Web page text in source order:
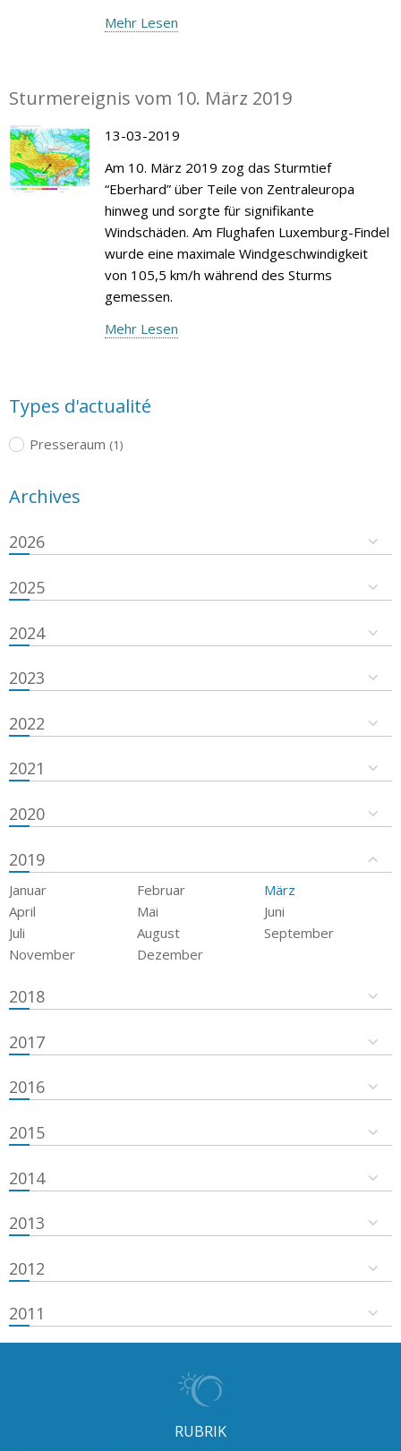
Mehr Lesen
Sturmereignis vom 10. März 2019
13-03-2019
Am 10. März 2019 zog das Sturmtief
“Eberhard” über Teile von Zentraleuropa
hinweg und sorgte für signifikante
Windschäden. Am Flughafen Luxemburg-Findel
wurde eine maximale Windgeschwindigkeit
von 105,5 km/h während des Sturms
gemessen.
Mehr Lesen
Types d'actualité
Presseraum (1)
Archives
2026
2025
2024
2023
2022
2021
2020
2019
Januar Februar
März
April
Mai
Juni
Juli
August
September
November
Dezember
2018
2017
2016
2015
2014
2013
2012
2011
RUBRIK